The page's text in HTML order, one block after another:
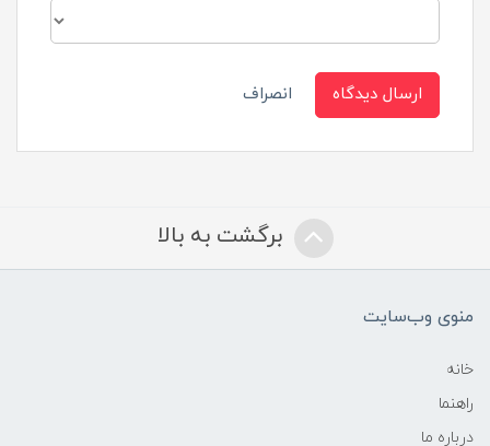
ارسال دیدگاه انصراف
برگشت به بالا
منوی وب‌سایت
خانه
راهنما
درباره ما